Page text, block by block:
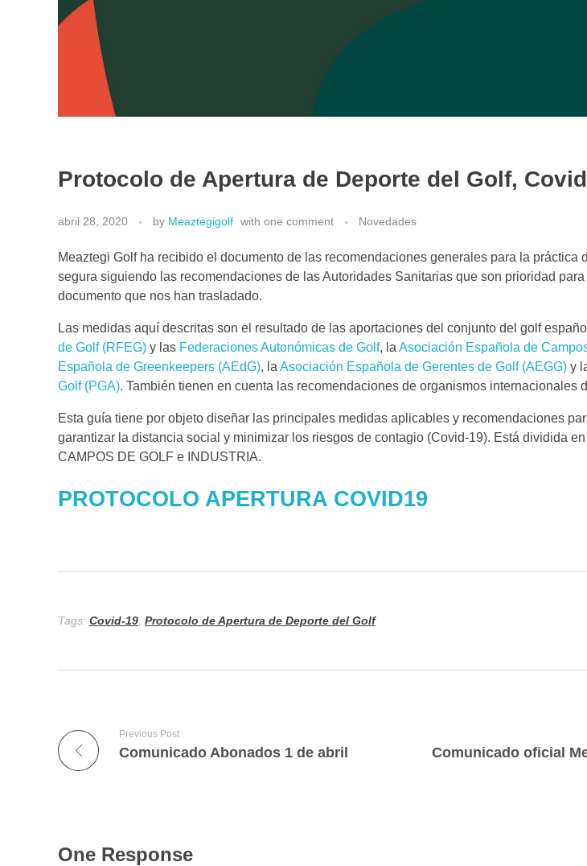
Protocolo de Apertura de Deporte del Golf,
abril 28, 2020 by Meaztegigolf with one comment Novedades
Meaztegi Golf ha recibido el documento de las recomendaciones generales para la práctica
segura siguiendo las recomendaciones de las Autoridades Sanitarias que son prioridad
documento que nos han trasladado.
Las medidas aquí descritas son el resultado de las aportaciones del conjunto del golf
de Golf (RFEG) y las Federaciones Autonómicas de Golf, la Asociación Española de
Española de Greenkeepers (AEdG), la Asociación Española de Gerentes de Golf (AEGG) y
Golf (PGA). También tienen en cuenta las recomendaciones de organismos internacionales
Esta guía tiene por objeto diseñar las principales medidas aplicables y recomendaciones
garantizar la distancia social y minimizar los riesgos de contagio (Covid-19). Está dividida
CAMPOS DE GOLF e INDUSTRIA.
PROTOCOLO APERTURA COVID19
Tags: Covid-19 Protocolo de Apertura de Deporte del Golf
Previous Post
Comunicado Abonados 1 de abril
One Response